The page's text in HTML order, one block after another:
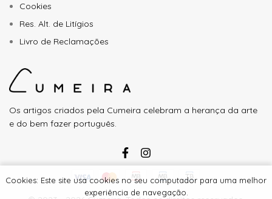
Cookies
Res. Alt. de Litígios
Livro de Reclamações
Os artigos criados pela Cumeira celebram a herança da arte
e do bem fazer português.
Cookies: Este site usa cookies no seu computador para uma melhor
experiência de navegação.